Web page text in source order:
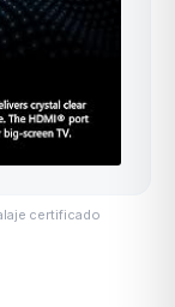
certificado